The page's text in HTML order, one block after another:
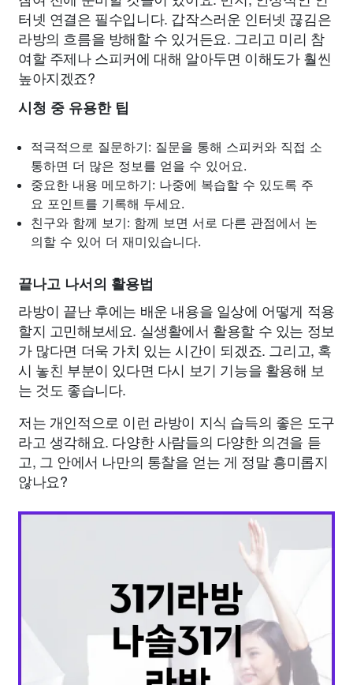
터넷 연결은 필수입니다. 갑작스러운 인터넷 끊김은
라방의 흐름을 방해할 수 있거든요. 그리고 미리 참
여할 주제나 스피커에 대해 알아두면 이해도가 훨씬
높아지겠죠?
시청 중 유용한 팁
적극적으로 질문하기: 질문을 통해 스피커와 직접 소
통하면 더 많은 정보를 얻을 수 있어요.
중요한 내용 메모하기: 나중에 복습할 수 있도록 주
요 포인트를 기록해 두세요.
친구와 함께 보기: 함께 보면 서로 다른 관점에서 논
의할 수 있어 더 재미있습니다.
끝나고 나서의 활용법
라방이 끝난 후에는 배운 내용을 일상에 어떻게 적용
할지 고민해보세요. 실생활에서 활용할 수 있는 정보
가 많다면 더욱 가치 있는 시간이 되겠죠. 그리고, 혹
시 놓친 부분이 있다면 다시 보기 기능을 활용해 보
는 것도 좋습니다.
저는 개인적으로 이런 라방이 지식 습득의 좋은 도구
라고 생각해요. 다양한 사람들의 다양한 의견을 듣
고, 그 안에서 나만의 통찰을 얻는 게 정말 흥미롭지
않나요?